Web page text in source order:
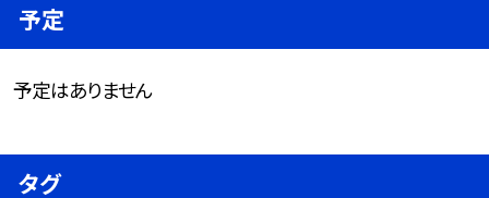
予定
予定はありません
タグ